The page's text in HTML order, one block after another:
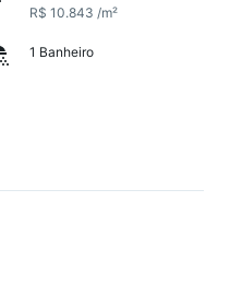
R$ 10.843 /m²
1 Banheiro